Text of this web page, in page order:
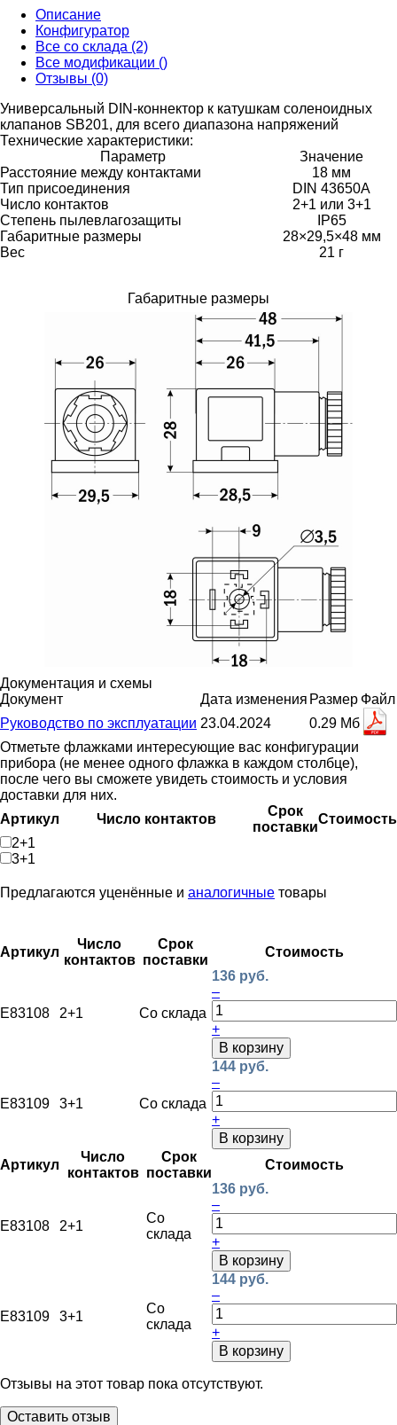
Описание
Конфигуратор
Все со склада (2)
Все модификации ()
Отзывы (0)
Универсальный DIN-коннектор к катушкам соленоидных
клапанов SB201, для всего диапазона напряжений
Технические характеристики:
Параметр
Значение
Расстояние между контактами
18 мм
Тип присоединения
DIN 43650A
Число контактов
2+1 или 3+1
Степень пылевлагозащиты
IP65
Габаритные размеры
28×29,5×48 мм
Вес
21 г
Габаритные размеры
Документация и схемы
Документ
Дата изменения Размер Файл
Руководство по эксплуатации 23.04.2024
0.29 Мб
Отметьте флажками интересующие вас конфигурации
прибора (не менее одного флажка в каждом столбце),
после чего вы сможете увидеть стоимость и условия
доставки для них.
Артикул
Число контактов
Срок
поставки
Стоимость
2+1
3+1
Предлагаются уценённые и аналогичные товары
Артикул
Число
контактов
Срок
поставки
Стоимость
E83108 2+1 Со склада
136 руб.
–
+
В корзину
E83109 3+1 Со склада
144 руб.
–
+
В корзину
Артикул
Число
контактов
Срок
поставки
Стоимость
E83108 2+1
Со
склада
136 руб.
–
+
В корзину
E83109 3+1
Со
склада
144 руб.
–
+
В корзину
Отзывы на этот товар пока отсутствуют.
Оставить отзыв